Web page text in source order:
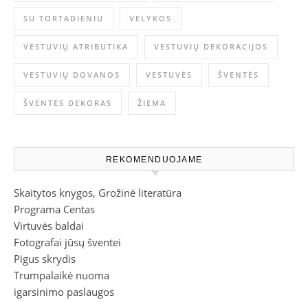
SU TORTADIENIU VELYKOS
VESTUVIŲ ATRIBUTIKA VESTUVIŲ DEKORACIJOS
VESTUVIŲ DOVANOS VESTUVĖS ŠVENTĖS
ŠVENTĖS DEKORAS ŽIEMA
REKOMENDUOJAME
Skaitytos knygos, Grožinė literatūra
Programa Centas
Virtuvės baldai
Fotografai jūsų šventei
Pigus skrydis
Trumpalaikė nuoma
igarsinimo paslaugos